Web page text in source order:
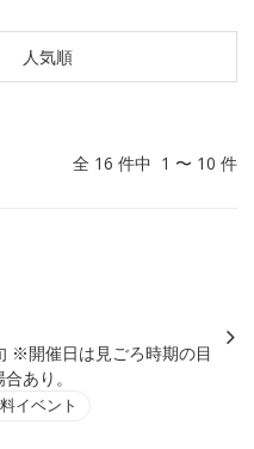
人気順
全 16 件中 1 〜 10 件
※開催日は見ごろ時期の目
あり。
イベント